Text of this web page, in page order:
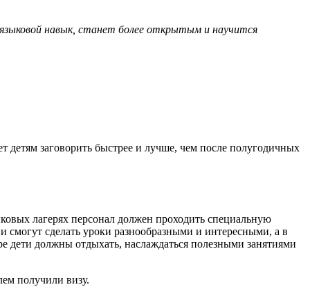
языковой навык, станет более открытым и научится
детям заговорить быстрее и лучше, чем после полугодичных
лагерях персонал должен проходить специальную
сделать уроки разнообразными и интересными, а в
дети должны отдыхать, наслаждаться полезными занятиями
получили визу.